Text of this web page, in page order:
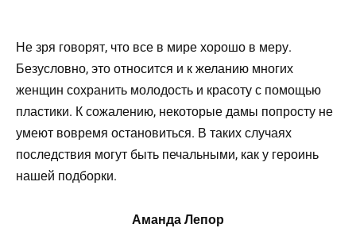
Не зря говорят, что все в мире хорошо в меру.
Безусловно, это относится и к желанию многих
женщин сохранить молодость и красоту с помощью
пластики. К сожалению, некоторые дамы попросту не
умеют вовремя остановиться. В таких случаях
последствия могут быть печальными, как у героинь
нашей подборки.
Аманда Лепор